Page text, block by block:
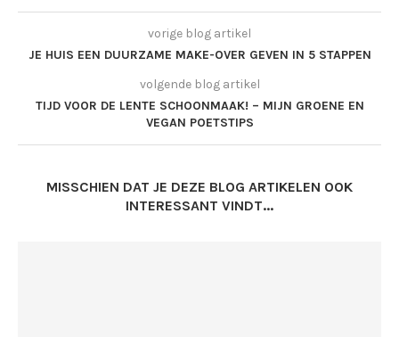
vorige blog artikel
JE HUIS EEN DUURZAME MAKE-OVER GEVEN IN 5 STAPPEN
volgende blog artikel
TIJD VOOR DE LENTE SCHOONMAAK! – MIJN GROENE EN
VEGAN POETSTIPS
MISSCHIEN DAT JE DEZE BLOG ARTIKELEN OOK
INTERESSANT VINDT...